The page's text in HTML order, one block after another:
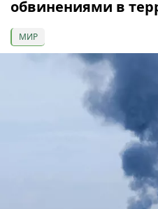
обвинениями в
МИР